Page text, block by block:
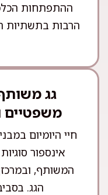
ההתפתחות
הרבות בתשתיות
גג
משפטיים
חיי היומיום
אינספור
המשותף,
הגג.